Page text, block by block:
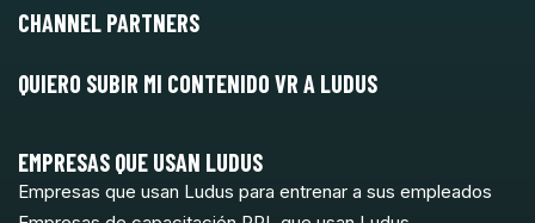
CHANNEL PARTNERS
QUIERO SUBIR MI CONTENIDO VR A LUDUS
EMPRESAS QUE USAN LUDUS
Empresas que usan Ludus para entrenar a sus empleados